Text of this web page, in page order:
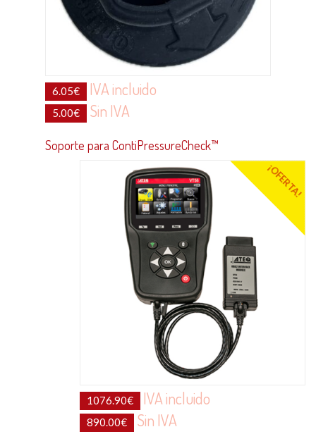
6.05€ IVA incluido
5.00€ Sin IVA
Soporte para ContiPressureCheck™
¡OFERTA!
1076.90€ IVA incluido
890.00€ Sin IVA